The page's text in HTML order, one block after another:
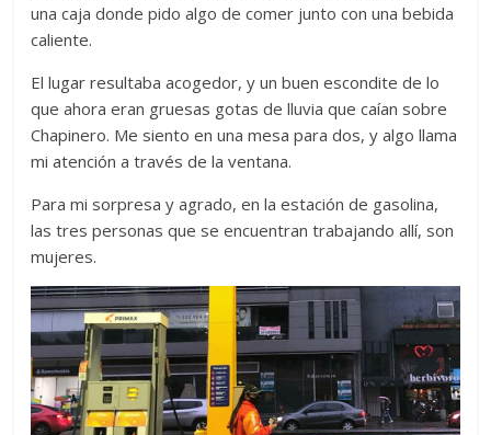
una caja donde pido algo de comer junto con una bebida
caliente.
El lugar resultaba acogedor, y un buen escondite de lo
que ahora eran gruesas gotas de lluvia que caían sobre
Chapinero. Me siento en una mesa para dos, y algo llama
mi atención a través de la ventana.
Para mi sorpresa y agrado, en la estación de gasolina,
las tres personas que se encuentran trabajando allí, son
mujeres.